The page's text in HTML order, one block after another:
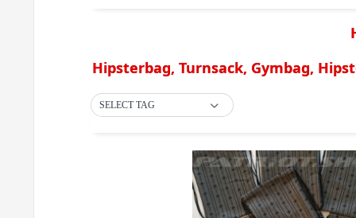
Hipsterbag, Turnsack, Gymbag,
SELECT TAG